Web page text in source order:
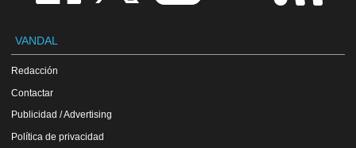
VANDAL
Redacción
Contactar
Publicidad / Advertising
Política de privacidad